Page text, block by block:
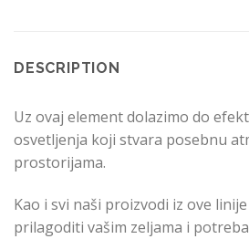
DESCRIPTION
Uz ovaj element dolazimo do
osvetljenja koji stvara posebnu
prostorijama.
Kao i svi naši proizvodi iz ove
prilagoditi vašim zeljama i